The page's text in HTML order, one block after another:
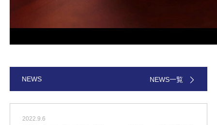
NEWS NEWS一覧
2022.9.6